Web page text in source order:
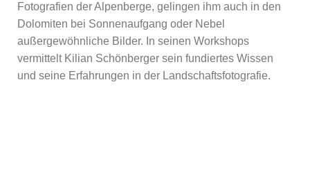
Fotografien der Alpenberge, gelingen ihm auch in den
Dolomiten bei Sonnenaufgang oder Nebel
außergewöhnliche Bilder. In seinen Workshops
vermittelt Kilian Schönberger sein fundiertes Wissen
und seine Erfahrungen in der Landschaftsfotografie.